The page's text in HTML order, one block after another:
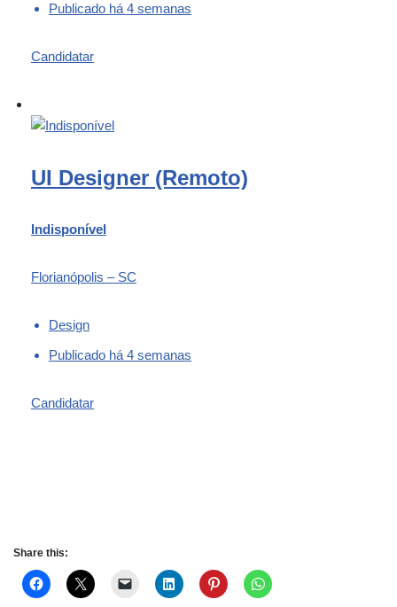
Publicado há 4 semanas
Candidatar
UI Designer (Remoto)
Indisponível
Florianópolis – SC
Design
Publicado há 4 semanas
Candidatar
Share this: